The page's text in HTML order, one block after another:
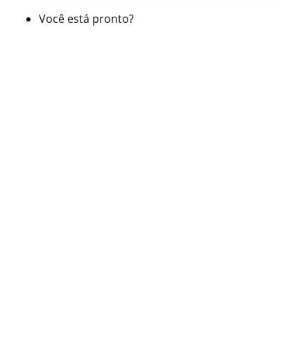
Você está pronto?